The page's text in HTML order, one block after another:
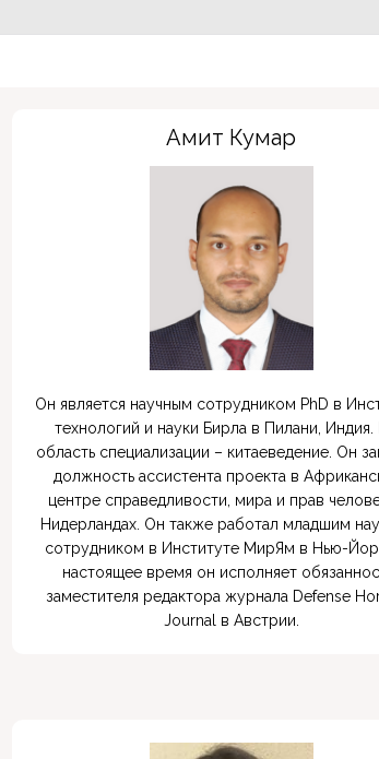
Амит Кумар
Он является научным сотрудником PhD в
технологий и науки Бирла в Пилани, Индия.
область специализации – китаеведение. Он
должность ассистента проекта в
центре справедливости, мира и прав
Нидерландах. Он также работал младшим
сотрудником в Институте МирЯм в Нью-
настоящее время он исполняет
заместителя редактора журнала Defense
Journal в Австрии.